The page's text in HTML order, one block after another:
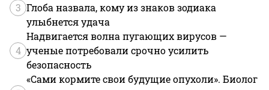
3 Глоба назвала, кому из знаков зодиака
улыбнется удача
4
Надвигается волна пугающих вирусов —
ученые потребовали срочно усилить
безопасность
«Сами кормите свои будущие опухоли». Биолог